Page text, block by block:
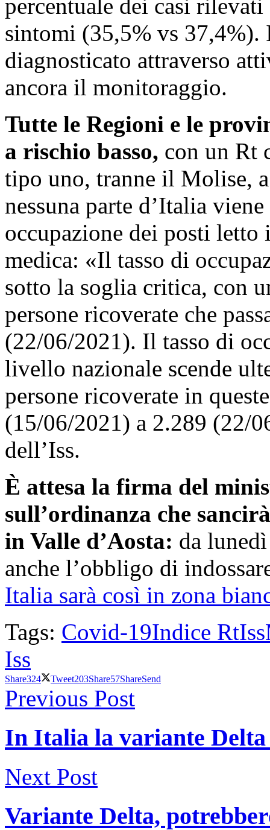
percentuale dei casi
sintomi (35,5% vs
diagnosticato attraverso
ancora il monitoraggio.
Tutte le Regioni e le
a rischio basso, con un Rt
tipo uno, tranne il Molise,
nessuna parte d’Italia
occupazione dei posti letto
medica: «Il tasso di
sotto la soglia critica, con
persone ricoverate che
(22/06/2021). Il tasso di
livello nazionale scende
persone ricoverate in
(15/06/2021) a 2.289 (22/
dell’Iss.
È attesa la firma del
sull’ordinanza che
in Valle d’Aosta: da
anche l’obbligo di
Italia sarà così in zona
Tags: Covid-19Indice RtIss
Iss
Share324 Tweet203Share57ShareSend
Previous Post
In Italia la variante Delta
Next Post
Variante Delta,